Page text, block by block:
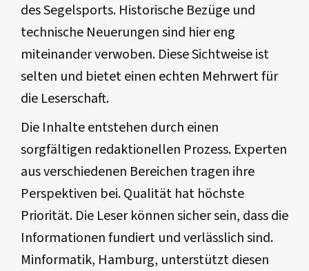
des Segelsports. Historische Bezüge und
technische Neuerungen sind hier eng
miteinander verwoben. Diese Sichtweise ist
selten und bietet einen echten Mehrwert für
die Leserschaft.
Die Inhalte entstehen durch einen
sorgfältigen redaktionellen Prozess. Experten
aus verschiedenen Bereichen tragen ihre
Perspektiven bei. Qualität hat höchste
Priorität. Die Leser können sicher sein, dass die
Informationen fundiert und verlässlich sind.
Minformatik, Hamburg, unterstützt diesen